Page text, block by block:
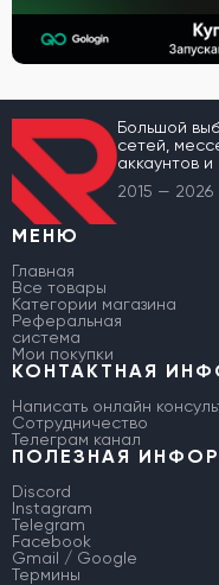
Большой
сетей,
аккаунтов
2015 —
МЕНЮ
Главная
Все товары
Категории магазина
Реферальная
система
Мои покупки
КОНТАКТНАЯ
Написать онлайн
Сотрудничество
Телеграм канал
ПОЛЕЗНАЯ
Discord
Instagram
Telegram
Facebook
Gmail / Google
Термины